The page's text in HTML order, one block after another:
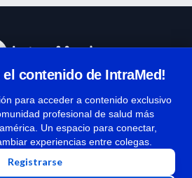
el contenido de IntraMed!
para acceder a contenido exclusivo
profesional de salud más
Un espacio para conectar,
experiencias entre colegas.
Registrarse
y condiciones
de privacidad
reservados | Copyright 1997-2026